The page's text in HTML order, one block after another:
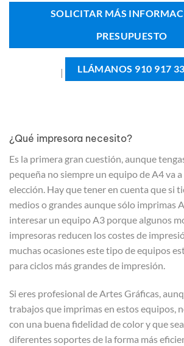
SOLICITAR MÁS
PRESUPUESTO
| LLÁMANOS 910 917
¿Qué impresora necesito?
Es la primera gran cuestión, aunque
pequeña no siempre un equipo de A4 va
elección. Hay que tener en cuenta que si
medios o grandes aunque sólo imprimas
interesar un equipo A3 porque algunos
impresoras reducen los costes de
muchas ocasiones este tipo de equipos
para ciclos más grandes de impresión.
Si eres profesional de Artes Gráficas,
trabajos que imprimas en estos equipos,
con una buena fidelidad de color y que
diferentes soportes de la forma más